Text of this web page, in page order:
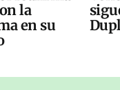
la
en su